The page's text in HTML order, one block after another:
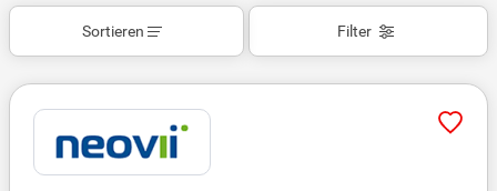
Filter
Sortieren